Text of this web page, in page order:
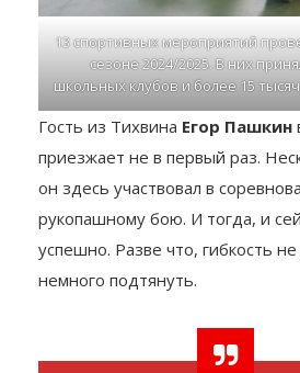
13 спортивных мероприятий
сезоне 2024/2025. В них
школьных клубов и более 15
Гость из Тихвина Егор Пашкин
приезжает не в первый раз.
он здесь участвовал в
рукопашному бою. И тогда, и
успешно. Разве что, гибкость
немного подтянуть.